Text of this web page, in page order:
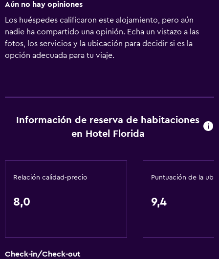
Aún no hay opiniones
Los huéspedes calificaron este alojamiento, pero aún
nadie ha compartido una opinión. Echa un vistazo a las
fotos, los servicios y la ubicación para decidir si es la
opción adecuada para tu viaje.
Información de reserva de habitaciones
en Hotel Florida
Relación calidad-precio
8,0
Puntuación de la
9,4
Check-in/Check-out